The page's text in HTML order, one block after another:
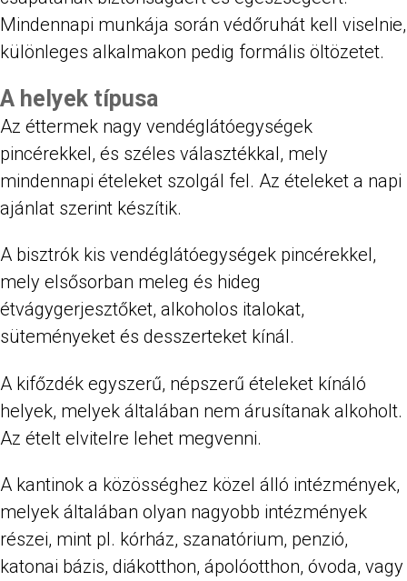
Mindennapi munkája során védőruhát kell viselnie,
különleges alkalmakon pedig formális öltözetet.
A helyek típusa
Az éttermek nagy vendéglátóegységek
pincérekkel, és széles választékkal, mely
mindennapi ételeket szolgál fel. Az ételeket a napi
ajánlat szerint készítik.
A bisztrók kis vendéglátóegységek pincérekkel,
mely elsősorban meleg és hideg
étvágygerjesztőket, alkoholos italokat,
süteményeket és desszerteket kínál.
A kifőzdék egyszerű, népszerű ételeket kínáló
helyek, melyek általában nem árusítanak alkoholt.
Az ételt elvitelre lehet megvenni.
A kantinok a közösséghez közel álló intézmények,
melyek általában olyan nagyobb intézmények
részei, mint pl. kórház, szanatórium, penzió,
katonai bázis, diákotthon, ápolóotthon, óvoda, vagy